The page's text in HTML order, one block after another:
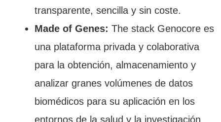
transparente, sencilla y sin coste.
Made of Genes: The stack Genocore es
una plataforma privada y colaborativa
para la obtención, almacenamiento y
analizar granes volúmenes de datos
biomédicos para su aplicación en los
entornos de la salud y la investigación